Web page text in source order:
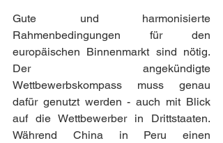
Gute und harmonisierte
Rahmenbedingungen für den
europäischen Binnenmarkt sind nötig.
Der angekündigte
Wettbewerbskompass muss genau
dafür genutzt werden - auch mit Blick
auf die Wettbewerber in Drittstaaten.
Während China in Peru einen